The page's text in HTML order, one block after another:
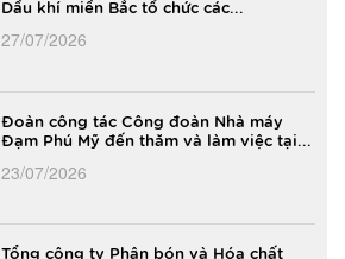
Dầu khí miền Bắc tổ chức các...
27/07/2026
Đoàn công tác Công đoàn Nhà máy
Đạm Phú Mỹ đến thăm và làm việc tại...
23/07/2026
Tổng công ty Phân bón và Hóa chất